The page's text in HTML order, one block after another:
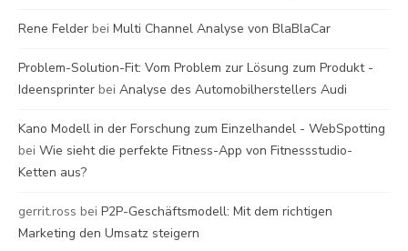
Rene Felder bei Multi Channel Analyse von BlaBlaCar
Problem-Solution-Fit: Vom Problem zur Lösung zum Produkt -
Ideensprinter bei Analyse des Automobilherstellers Audi
Kano Modell in der Forschung zum Einzelhandel - WebSpotting
bei Wie sieht die perfekte Fitness-App von Fitnessstudio-
Ketten aus?
gerrit.ross bei P2P-Geschäftsmodell: Mit dem richtigen
Marketing den Umsatz steigern